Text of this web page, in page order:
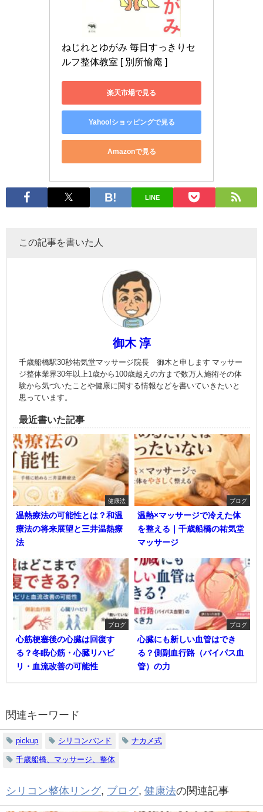
ねじれとゆがみ 毎日すっきりセ
ルフ整体教室 [ 別所愉庵 ]
楽天市場で見る
Yahoo!ショッピングで見る
Amazonで見る
LINE
この記事を書いた人
御木 淳
千歳船橋駅30秒祐気堂マッサージ院長 御木と申します マッサー
ジ整体業界30年以上1歳から100歳越えの方まで数万人施術その体
験から気づいたことや健康に関する情報などを書いていきたいと
思っています。
最近書いた記事
健康法
温熱療法の可能性とは？和温
療法の将来展望と三井温熱療
法
ブログ
温熱×マッサージで冷えた体
を整える｜千歳船橋の祐気堂
マッサージ
ブログ
心筋梗塞後の心臓は回復す
る？冬眠心筋・心臓リハビ
リ・血流改善の可能性
ブログ
心臓にも新しい血管はでき
る？側副血行路（バイパス血
管）の力
関連キーワード
pickup シリコンバンド ナカメ式
千歳船橋、マッサージ、整体
シリコン整体リング, ブログ, 健康法の関連記事